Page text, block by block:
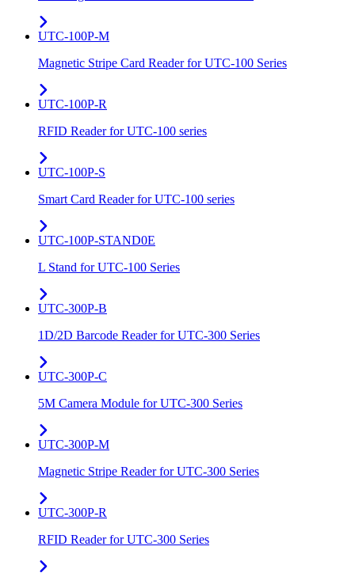
UTC-100P-M
Magnetic Stripe Card Reader for UTC-100 Series
UTC-100P-R
RFID Reader for UTC-100 series
UTC-100P-S
Smart Card Reader for UTC-100 series
UTC-100P-STAND0E
L Stand for UTC-100 Series
UTC-300P-B
1D/2D Barcode Reader for UTC-300 Series
UTC-300P-C
5M Camera Module for UTC-300 Series
UTC-300P-M
Magnetic Stripe Reader for UTC-300 Series
UTC-300P-R
RFID Reader for UTC-300 Series